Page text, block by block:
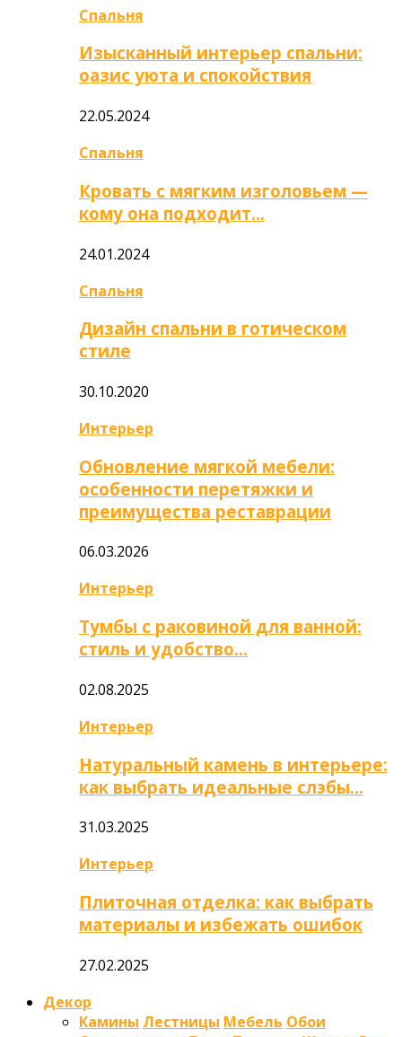
Спальня
Изысканный интерьер спальни:
оазис уюта и спокойствия
22.05.2024
Спальня
Кровать с мягким изголовьем —
кому она подходит…
24.01.2024
Спальня
Дизайн спальни в готическом
стиле
30.10.2020
Интерьер
Обновление мягкой мебели:
особенности перетяжки и
преимущества реставрации
06.03.2026
Интерьер
Тумбы с раковиной для ванной:
стиль и удобство…
02.08.2025
Интерьер
Натуральный камень в интерьере:
как выбрать идеальные слэбы…
31.03.2025
Интерьер
Плиточная отделка: как выбрать
материалы и избежать ошибок
27.02.2025
Декор
Камины Лестницы Мебель Обои